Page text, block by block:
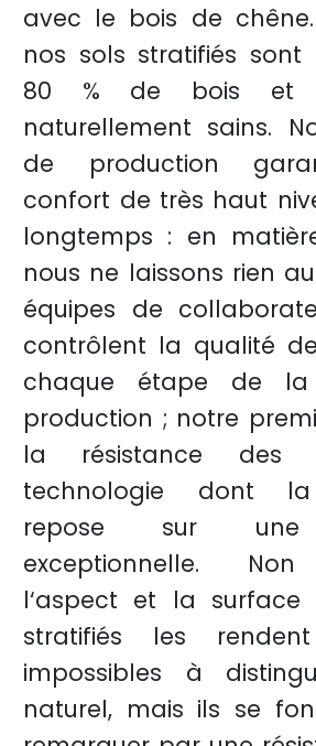
avec le bois de
nos sols stratifiés sont
80 % de bois et
naturellement sains.
de production
confort de très haut
longtemps : en
nous ne laissons rien
équipes de
contrôlent la qualité
chaque étape de
production ; notre
la résistance des
technologie dont la
repose sur une
exceptionnelle.
l‘aspect et la
stratifiés les
impossibles à
naturel, mais ils se